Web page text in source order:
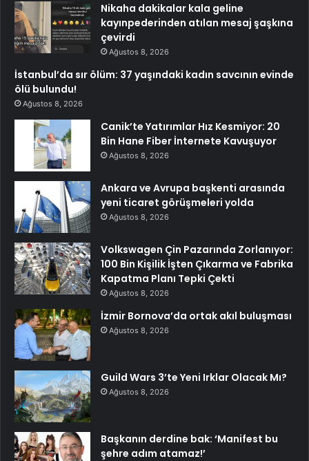
Nikaha dakikalar kala geline
kayınpederinden atılan mesaj şaşkına
çevirdi
Ağustos 8, 2026
İstanbul’da sır ölüm: 37 yaşındaki kadın savcının evinde
ölü bulundu!
Ağustos 8, 2026
Canik’te Yatırımlar Hız Kesmiyor: 20
Bin Hane Fiber İnternete Kavuşuyor
Ağustos 8, 2026
Ankara ve Avrupa başkenti arasında
yeni ticaret görüşmeleri yolda
Ağustos 8, 2026
Volkswagen Çin Pazarında Zorlanıyor:
100 Bin Kişilik İşten Çıkarma ve Fabrika
Kapatma Planı Tepki Çekti
Ağustos 8, 2026
İzmir Bornova’da ortak akıl buluşması
Ağustos 8, 2026
Guild Wars 3’te Yeni Irklar Olacak Mı?
Ağustos 8, 2026
Başkanın derdine bak: ‘Manifest bu
şehre adım atamaz!’